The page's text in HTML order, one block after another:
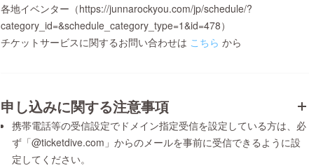
各地イベンター（https://junnarockyou.com/jp/schedule/?
category_id=&schedule_category_type=1&id=478）
チケットサービスに関するお問い合わせは こちら から
申し込みに関する注意事項
携帯電話等の受信設定でドメイン指定受信を設定している方は、必
ず「@ticketdive.com」からのメールを事前に受信できるように設
定してください。